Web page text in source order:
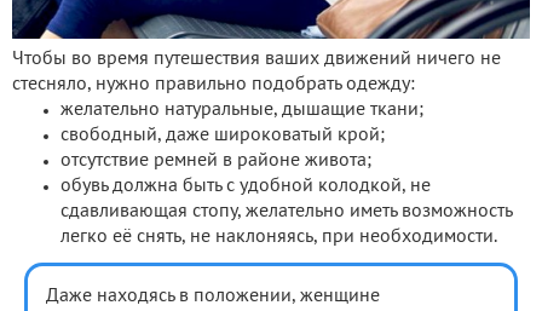
Чтобы во время путешествия ваших движений ничего не
стесняло, нужно правильно подобрать одежду:
желательно натуральные, дышащие ткани;
свободный, даже широковатый крой;
отсутствие ремней в районе живота;
обувь должна быть с удобной колодкой, не
сдавливающая стопу, желательно иметь возможность
легко её снять, не наклоняясь, при необходимости.
Даже находясь в положении, женщине